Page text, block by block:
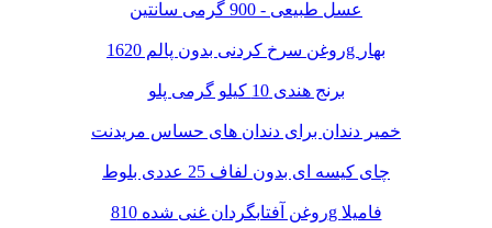
عسل طبیعی - 900 گرمی سانتین
روغن سرخ کردنی بدون پالم 1620g بهار
برنج هندی 10 کیلو گرمی پلو
خمیر دندان برای دندان های حساس مریدنت
چای کیسه ای بدون لفاف 25 عددی بلوط
روغن آفتابگردان غنی شده 810g فامیلا